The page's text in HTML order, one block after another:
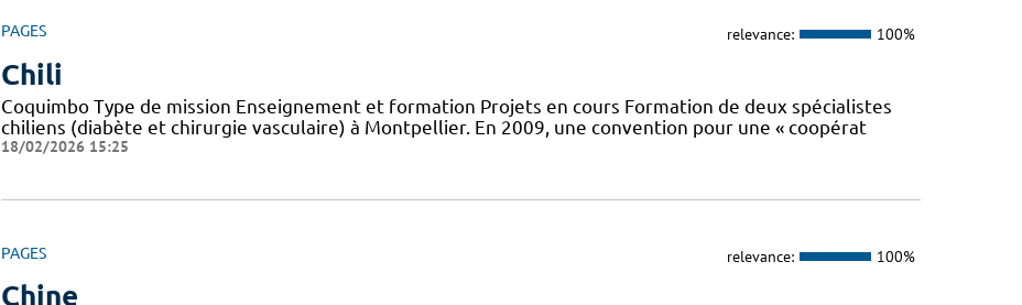
PAGES relevance: 100%
Chili
Coquimbo Type de mission Enseignement et formation Projets en cours Formation de deux spécialistes
chiliens (diabète et chirurgie vasculaire) à Montpellier. En 2009, une convention pour une « coopérat
18/02/2026 15:25
PAGES relevance: 100%
Chine